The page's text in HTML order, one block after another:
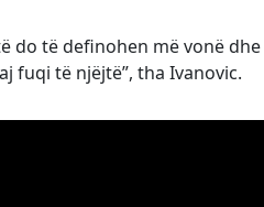
do të definohen më vonë
fuqi të njëjtë”, tha Ivanovic.